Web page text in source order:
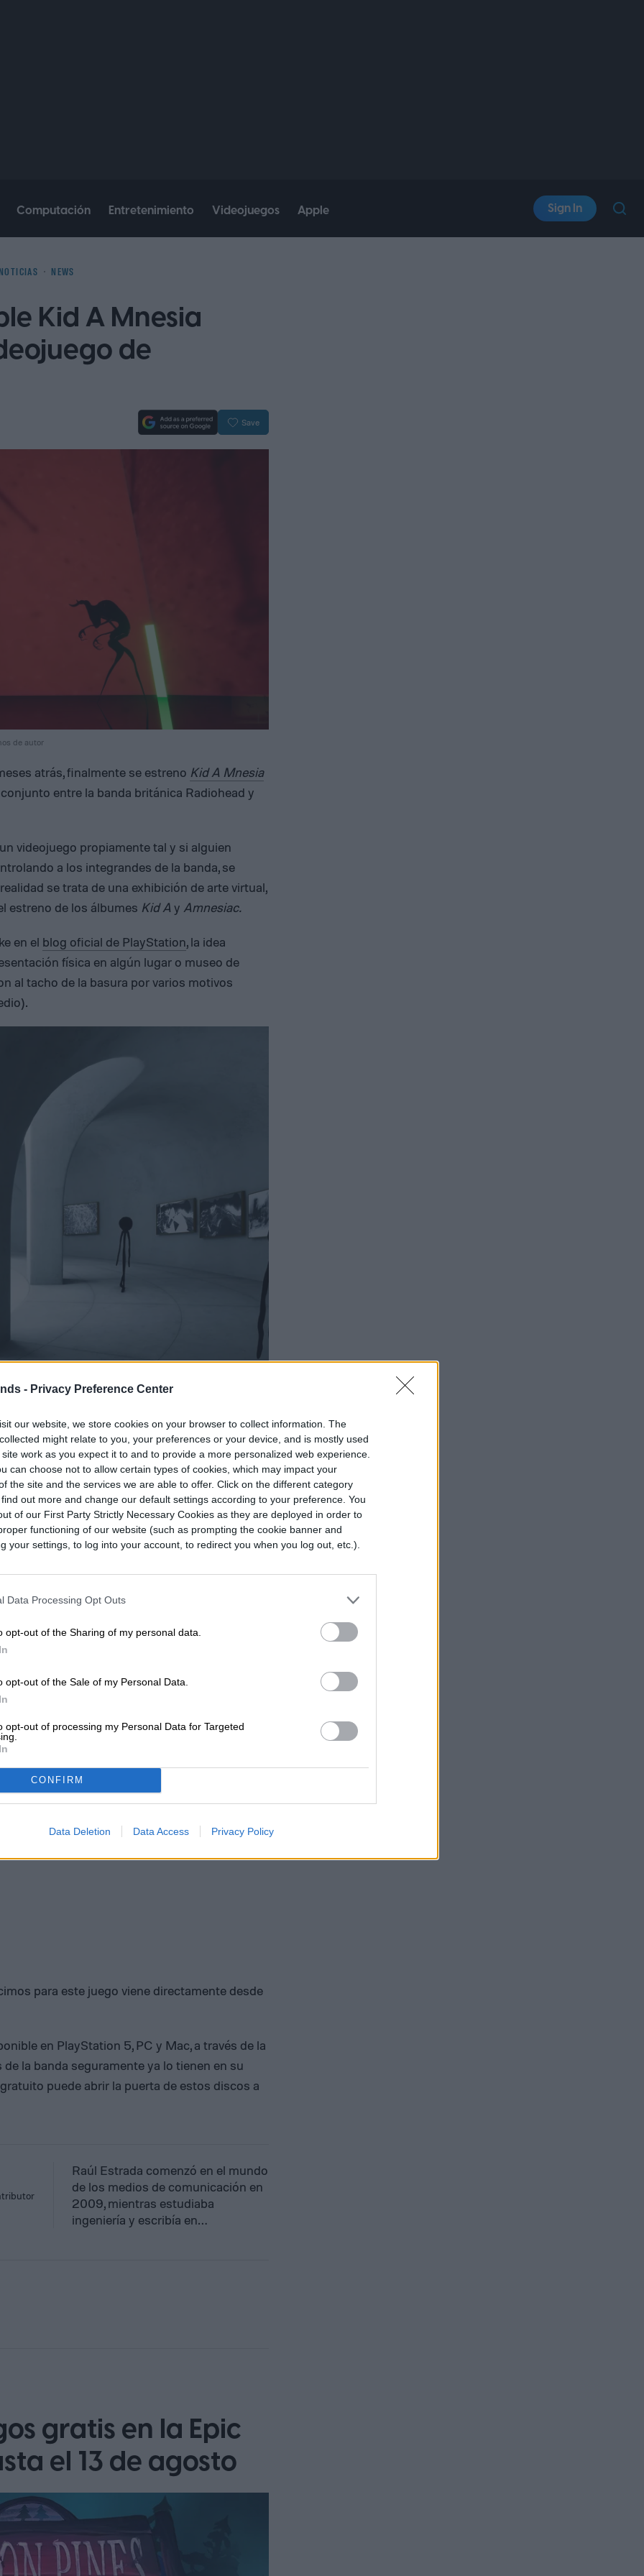
- Privacy Preference Center
our website, we store cookies on your browser to collect information. The
might relate to you, your preferences or your device, and is mostly used
work as you expect it to and to provide a more personalized web experience.
can choose not to allow certain types of cookies, which may impact your
the site and the services we are able to offer. Click on the different category
out more and change our default settings according to your preference. You
of our First Party Strictly Necessary Cookies as they are deployed in order to
functioning of our website (such as prompting the cookie banner and
your settings, to log into your account, to redirect you when you log out, etc.).
Data Processing Opt Outs
opt-out of the Sharing of my personal data.
opt-out of the Sale of my Personal Data.
opt-out of processing my Personal Data for Targeted
CONFIRM
Data Deletion Data Access Privacy Policy
Computación Entretenimiento Videojuegos Apple Sign In
NOTICIAS NEWS
Kid A Mnesia
de
Save
de autor
atrás, finalmente se estreno Kid A Mnesia
entre la banda británica Radiohead y
videojuego propiamente tal y si alguien
a los integrandes de la banda, se
se trata de una exhibición de arte virtual,
estreno de los álbumes Kid A y Amnesiac.
en el blog oficial de PlayStation, la idea
física en algún lugar o museo de
al tacho de la basura por varios motivos
de autor
como un tour virtual en primera persona por
Stanley Donwood y Thom Yorke para la
se desarrolló a lo largo de dos años en los
Arbitrarily Good Productions y
Games estuvo a cargo de lo que es la
para este juego viene directamente desde
en PlayStation 5, PC y Mac, a través de la
la banda seguramente ya lo tienen en su
puede abrir la puerta de estos discos a
Raúl Estrada comenzó en el mundo
de los medios de comunicación en
2009, mientras estudiaba
ingeniería y escribía en…
gratis en la Epic
el 13 de agosto